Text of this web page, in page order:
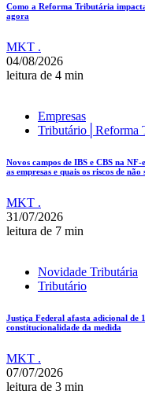
Como a Reforma Tributária
agora
MKT .
04/08/2026
leitura de 4 min
Empresas
Tributário│Reforma
Novos campos de IBS e CBS na
as empresas e quais os riscos de não
MKT .
31/07/2026
leitura de 7 min
Novidade Tributária
Tributário
Justiça Federal afasta adicional de
constitucionalidade da medida
MKT .
07/07/2026
leitura de 3 min